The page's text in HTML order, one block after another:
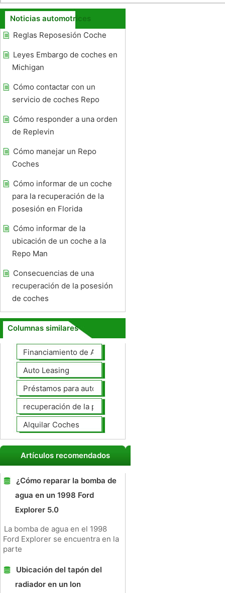
Noticias automotrices
Reglas Reposesión Coche
Leyes Embargo de coches en
Michigan
Cómo contactar con un
servicio de coches Repo
Cómo responder a una orden
de Replevin
Cómo manejar un Repo
Coches
Cómo informar de un coche
para la recuperación de la
posesión en Florida
Cómo informar de la
ubicación de un coche a la
Repo Man
Consecuencias de una
recuperación de la posesión
de coches
Columnas similares
Financiamiento de Autos
Auto Leasing
Préstamos para autos
recuperación de la posesión de coches
Alquilar Coches
Artículos recomendados
¿Cómo reparar la bomba de
agua en un 1998 Ford
Explorer 5.0
La bomba de agua en el 1998
Ford Explorer se encuentra en la
parte
Ubicación del tapón del
radiador en un Ion